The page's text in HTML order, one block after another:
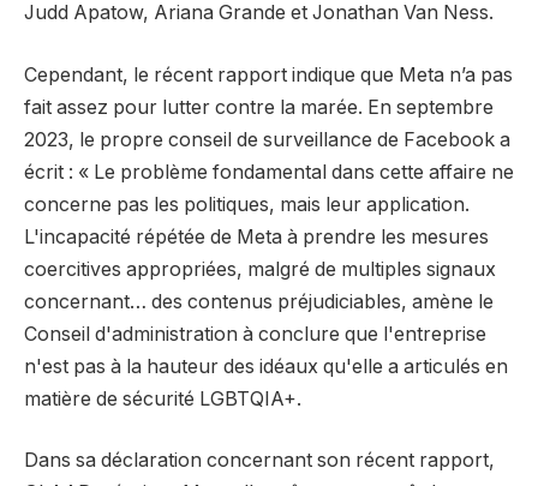
Judd Apatow, Ariana Grande et Jonathan Van Ness.
Cependant, le récent rapport indique que Meta n’a pas
fait assez pour lutter contre la marée. En septembre
2023, le propre conseil de surveillance de Facebook a
écrit : « Le problème fondamental dans cette affaire ne
concerne pas les politiques, mais leur application.
L'incapacité répétée de Meta à prendre les mesures
coercitives appropriées, malgré de multiples signaux
concernant… des contenus préjudiciables, amène le
Conseil d'administration à conclure que l'entreprise
n'est pas à la hauteur des idéaux qu'elle a articulés en
matière de sécurité LGBTQIA+.
Dans sa déclaration concernant son récent rapport,